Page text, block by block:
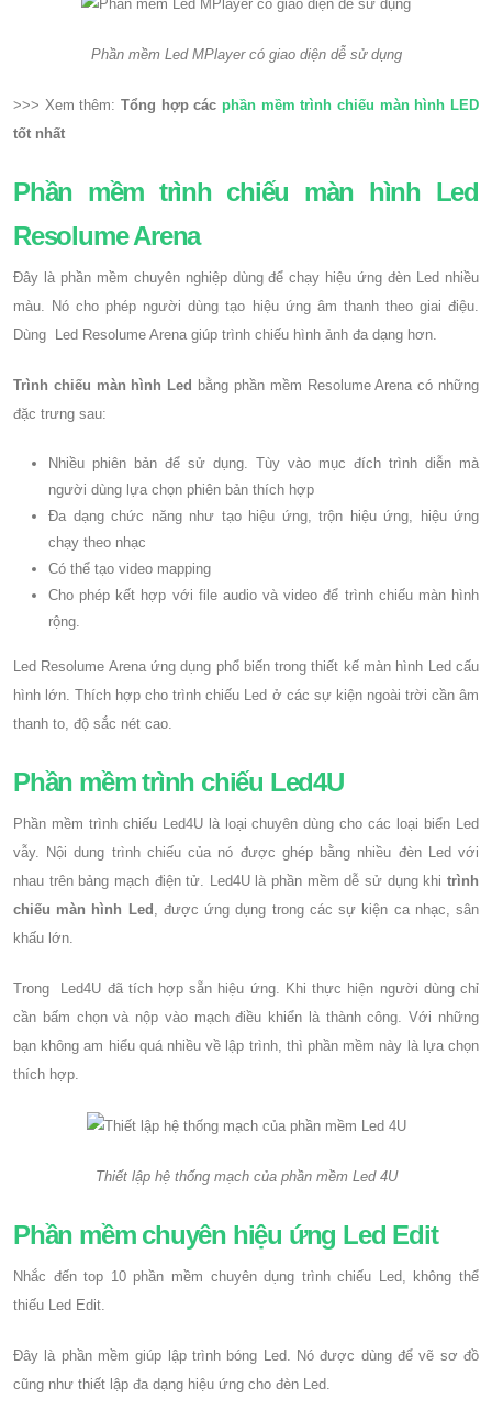
Phần mềm Led MPlayer có giao diện dễ sử dụng
>>> Xem thêm: Tổng hợp các phần mềm trình chiếu màn hình LED
tốt nhất
Phần mềm trình chiếu màn hình Led
Resolume Arena
Đây là phần mềm chuyên nghiệp dùng để chạy hiệu ứng đèn Led nhiều
màu. Nó cho phép người dùng tạo hiệu ứng âm thanh theo giai điệu.
Dùng Led Resolume Arena giúp trình chiếu hình ảnh đa dạng hơn.
Trình chiếu màn hình Led bằng phần mềm Resolume Arena có những
đặc trưng sau:
Nhiều phiên bản để sử dụng. Tùy vào mục đích trình diễn mà
người dùng lựa chọn phiên bản thích hợp
Đa dạng chức năng như tạo hiệu ứng, trộn hiệu ứng, hiệu ứng
chạy theo nhạc
Có thể tạo video mapping
Cho phép kết hợp với file audio và video để trình chiếu màn hình
rộng.
Led Resolume Arena ứng dụng phổ biến trong thiết kế màn hình Led cấu
hình lớn. Thích hợp cho trình chiếu Led ở các sự kiện ngoài trời cần âm
thanh to, độ sắc nét cao.
Phần mềm trình chiếu Led4U
Phần mềm trình chiếu Led4U là loại chuyên dùng cho các loại biển Led
vẫy. Nội dung trình chiếu của nó được ghép bằng nhiều đèn Led với
nhau trên bảng mạch điện tử. Led4U là phần mềm dễ sử dụng khi trình
chiếu màn hình Led , được ứng dụng trong các sự kiện ca nhạc, sân
khấu lớn.
Trong Led4U đã tích hợp sẵn hiệu ứng. Khi thực hiện người dùng chỉ
cần bấm chọn và nộp vào mạch điều khiển là thành công. Với những
bạn không am hiểu quá nhiều về lập trình, thì phần mềm này là lựa chọn
thích hợp.
Thiết lập hệ thống mạch của phần mềm Led 4U
Phần mềm chuyên hiệu ứng Led Edit
Nhắc đến top 10 phần mềm chuyên dụng trình chiếu Led, không thể
thiếu Led Edit.
Đây là phần mềm giúp lập trình bóng Led. Nó được dùng để vẽ sơ đồ
cũng như thiết lập đa dạng hiệu ứng cho đèn Led.